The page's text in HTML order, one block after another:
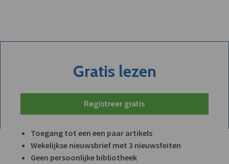
Gratis lezen
Registreer gratis
Toegang tot een een paar artikels
Wekelijkse nieuwsbrief met 3 nieuwsfeiten
Geen persoonlijke bibliotheek